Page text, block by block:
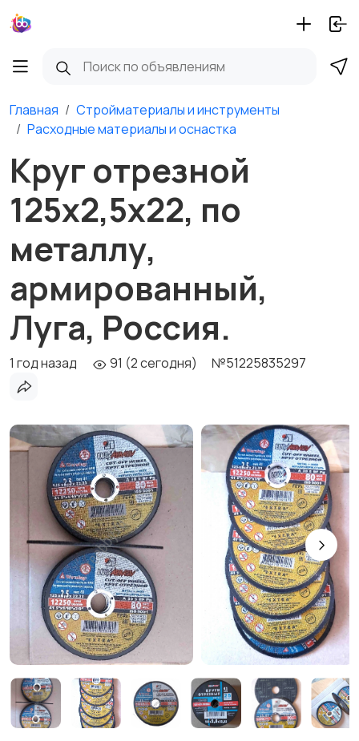
Главная
Стройматериалы и инструменты
Расходные материалы и оснастка
Круг отрезной
125х2,5х22, по
металлу,
армированный,
Луга, Россия.
1 год назад 91 (2 сегодня) №51225835297